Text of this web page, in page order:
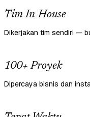
Tim In-House
Dikerjakan tim sendiri —
100+ Proyek
Dipercaya bisnis dan